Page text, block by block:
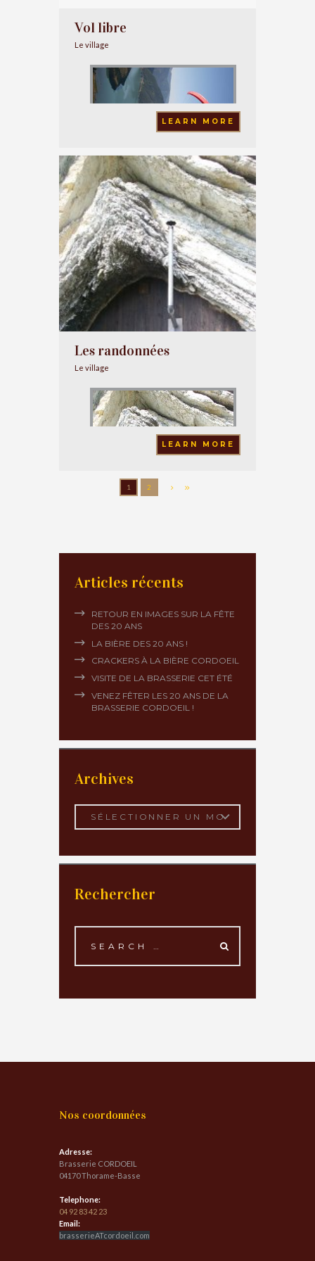
Vol libre
Le village
La vallée est un site réputé pour le vol libre :
des compétitions de niveau européen s’y
déroulent souvent et les pilotes confirmés
décollent du petit Cordoeil à Thorame-Basse
ou du Chalvet à Saint André les Alpes.
LEARN MORE
Les randonnées
Le village
Les balades et randonnées autour de
Thorame :
LEARN MORE
1 2
Articles récents
RETOUR EN IMAGES SUR LA FÊTE
DES 20 ANS
LA BIÈRE DES 20 ANS !
CRACKERS À LA BIÈRE CORDOEIL
VISITE DE LA BRASSERIE CET ÉTÉ
VENEZ FÊTER LES 20 ANS DE LA
BRASSERIE CORDOEIL !
Archives
Rechercher
Nos coordonnées
Adresse:
Brasserie CORDOEIL
04170 Thorame-Basse
Telephone:
04 92 83 42 23
Email:
brasserieATcordoeil.com